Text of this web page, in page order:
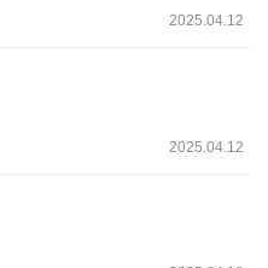
2025.04.12
2025.04.12